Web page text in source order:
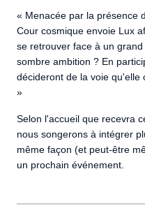
« Menacée par la présence
Cour cosmique envoie Lux
se retrouver face à un
sombre ambition ? En
décideront de la voie qu'elle
»
Selon l'accueil que recevra
nous songerons à intégrer
même façon (et peut-être
un prochain événement.